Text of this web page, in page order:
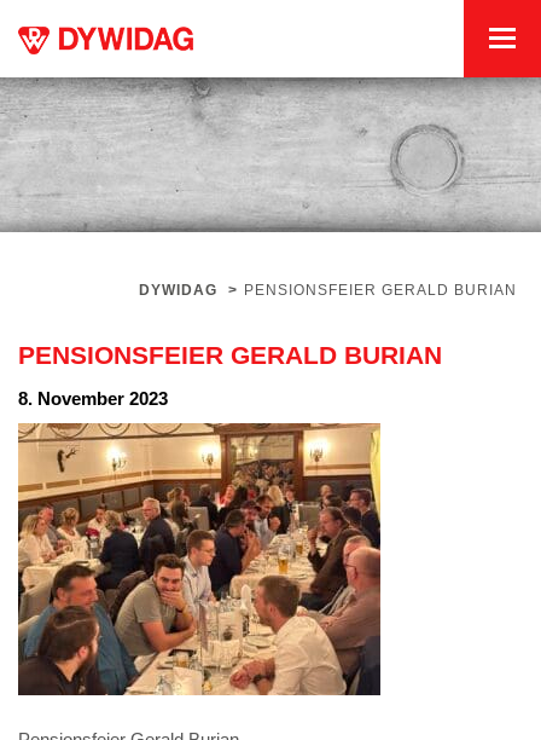
DYWIDAG > PENSIONSFEIER GERALD BURIAN
PENSIONSFEIER GERALD BURIAN
8. November 2023